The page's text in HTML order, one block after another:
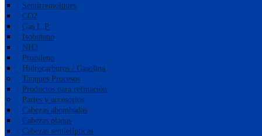
Semirremolques
CO2
Gas L.P.
Isobutano
NH3
Propileno
Hidrocarburos / Gasolina
Tanques Procesos
Productos para refinación
Partes y accesorios
Cabezas abombadas
Cabezas planas
Cabezas semielípticas